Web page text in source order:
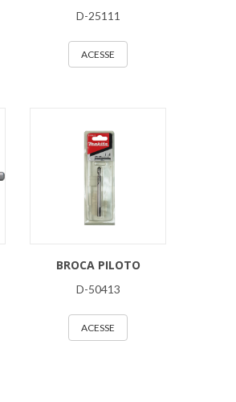
D-25111
ACESSE
BROCA PILOTO
D-50413
ACESSE